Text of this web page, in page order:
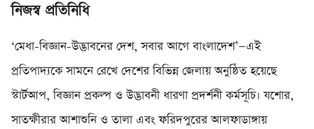
নিজস্ব প্রতিনিধি
‘মেধা-বিজ্ঞান-উদ্ভাবনের দেশ, সবার আগে বাংলাদেশ’—এই
প্রতিপাদ্যকে সামনে রেখে দেশের বিভিন্ন জেলায় অনুষ্ঠিত হয়েছে
স্টার্টআপ, বিজ্ঞান প্রকল্প ও উদ্ভাবনী ধারণা প্রদর্শনী কর্মসূচি। যশোর,
সাতক্ষীরার আশাশুনি ও তালা এবং ফরিদপুরের আলফাডাঙ্গায়